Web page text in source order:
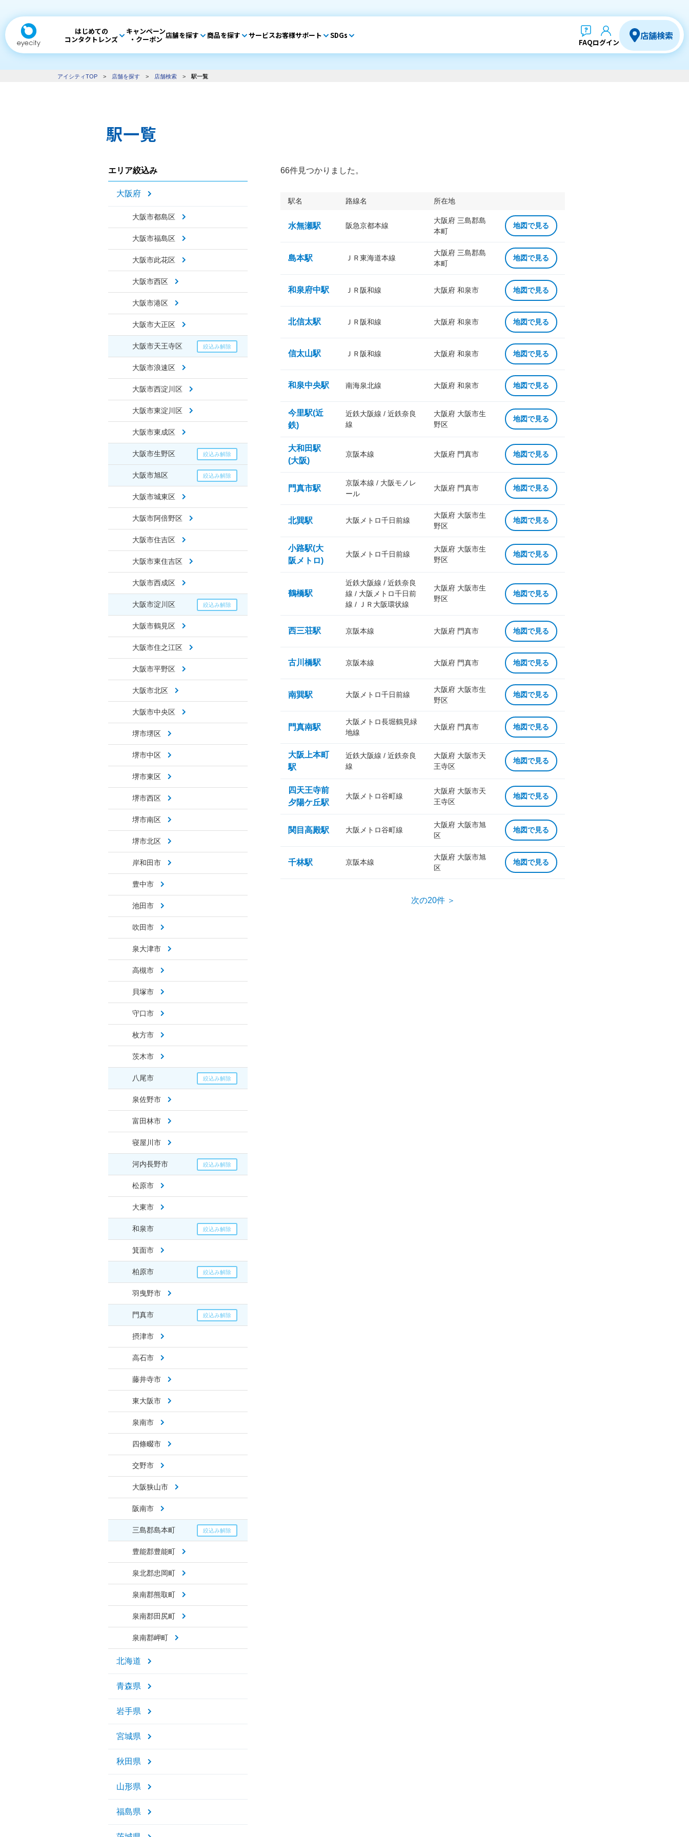
はじめての
コンタクトレンズ
キャンペーン
・クーポン 店舗を探す 商品を探す サービスお客様サポート SDGs
FAQログイン
店舗検索
アイシティTOP > 店舗を探す > 店舗検索 > 駅一覧
駅一覧
エリア絞込み
大阪府
大阪市都島区
大阪市福島区
大阪市此花区
大阪市西区
大阪市港区
大阪市大正区
大阪市天王寺区
大阪市浪速区
大阪市西淀川区
大阪市東淀川区
大阪市東成区
大阪市生野区
大阪市旭区
大阪市城東区
大阪市阿倍野区
大阪市住吉区
大阪市東住吉区
大阪市西成区
大阪市淀川区
大阪市鶴見区
大阪市住之江区
大阪市平野区
大阪市北区
大阪市中央区
堺市堺区
堺市中区
堺市東区
堺市西区
堺市南区
堺市北区
岸和田市
豊中市
池田市
吹田市
泉大津市
高槻市
貝塚市
守口市
枚方市
茨木市
八尾市
泉佐野市
富田林市
寝屋川市
河内長野市
松原市
大東市
和泉市
箕面市
柏原市
羽曳野市
門真市
摂津市
高石市
藤井寺市
東大阪市
泉南市
四條畷市
交野市
大阪狭山市
阪南市
三島郡島本町
豊能郡豊能町
泉北郡忠岡町
泉南郡熊取町
泉南郡田尻町
泉南郡岬町
北海道
青森県
岩手県
宮城県
秋田県
山形県
福島県
66件見つかりました。
駅名 路線名 所在地
水無瀬駅 阪急京都本線
大阪府 三島郡島
本町
地図で見る
島本駅 ＪＲ東海道本線
大阪府 三島郡島
本町
地図で見る
和泉府中駅 ＪＲ阪和線 大阪府 和泉市 地図で見る
北信太駅 ＪＲ阪和線 大阪府 和泉市 地図で見る
信太山駅 ＪＲ阪和線 大阪府 和泉市 地図で見る
和泉中央駅 南海泉北線 大阪府 和泉市 地図で見る
今里駅(近
鉄)
近鉄大阪線 / 近鉄奈良
線
大阪府 大阪市生
野区
地図で見る
大和田駅
(大阪)
京阪本線 大阪府 門真市 地図で見る
門真市駅
京阪本線 / 大阪モノレ
ール
大阪府 門真市 地図で見る
北巽駅 大阪メトロ千日前線
大阪府 大阪市生
野区
地図で見る
小路駅(大
阪メトロ)
大阪メトロ千日前線
大阪府 大阪市生
野区
地図で見る
鶴橋駅
近鉄大阪線 / 近鉄奈良
線 / 大阪メトロ千日前
線 / ＪＲ大阪環状線
大阪府 大阪市生
野区
地図で見る
西三荘駅 京阪本線 大阪府 門真市 地図で見る
古川橋駅 京阪本線 大阪府 門真市 地図で見る
南巽駅 大阪メトロ千日前線
大阪府 大阪市生
野区
地図で見る
門真南駅
大阪メトロ長堀鶴見緑
地線
大阪府 門真市 地図で見る
大阪上本町
駅
近鉄大阪線 / 近鉄奈良
線
大阪府 大阪市天
王寺区
地図で見る
四天王寺前
夕陽ケ丘駅
大阪メトロ谷町線
大阪府 大阪市天
王寺区
地図で見る
関目高殿駅 大阪メトロ谷町線
大阪府 大阪市旭
区
地図で見る
千林駅 京阪本線
大阪府 大阪市旭
区
地図で見る
次の20件 ＞